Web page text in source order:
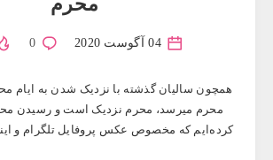
04 آگوست 2020 0
همچون سالیان گذشته با نزدیک شدن به ایام
محرم میرسد، محرم نزدیک است و رسیدن
کرده‌ایم که مخصوص عکس پروفایل تلگرام و